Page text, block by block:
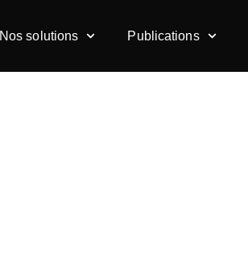
Nos solutions Publications